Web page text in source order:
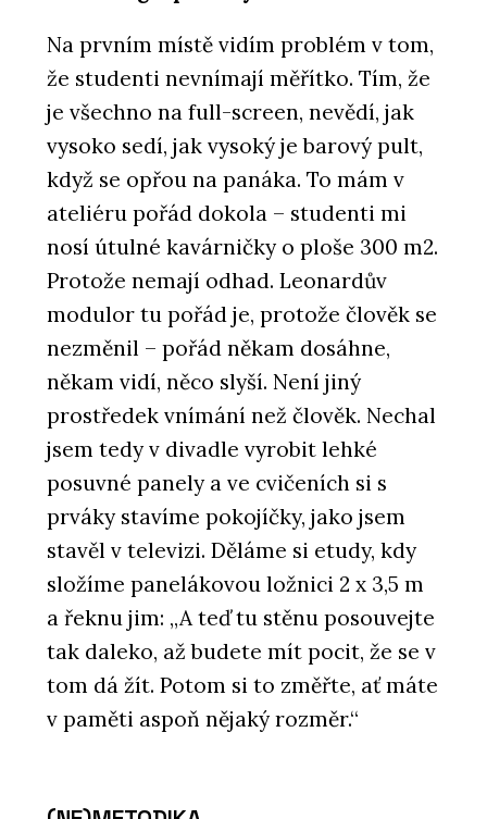
Na prvním místě vidím problém v tom,
že studenti nevnímají měřítko. Tím, že
je všechno na full-screen, nevědí, jak
vysoko sedí, jak vysoký je barový pult,
když se opřou na panáka. To mám v
ateliéru pořád dokola – studenti mi
nosí útulné kavárničky o ploše 300 m2.
Protože nemají odhad. Leonardův
modulor tu pořád je, protože člověk se
nezměnil – pořád někam dosáhne,
někam vidí, něco slyší. Není jiný
prostředek vnímání než člověk. Nechal
jsem tedy v divadle vyrobit lehké
posuvné panely a ve cvičeních si s
prváky stavíme pokojíčky, jako jsem
stavěl v televizi. Děláme si etudy, kdy
složíme panelákovou ložnici 2 x 3,5 m
a řeknu jim: „A teď tu stěnu posouvejte
tak daleko, až budete mít pocit, že se v
tom dá žít. Potom si to změřte, ať máte
v paměti aspoň nějaký rozměr.“